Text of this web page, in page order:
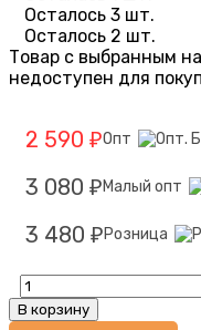
Осталось 3 шт.
Осталось 2 шт.
Товар с выбранным
недоступен для
2 590 ₽Опт
3 080 ₽ Малый опт
3 480 ₽ Розница
В корзину